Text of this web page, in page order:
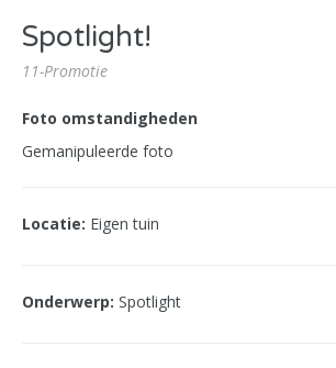
Spotlight!
11-Promotie
Foto omstandigheden
Gemanipuleerde foto
Locatie: Eigen tuin
Onderwerp: Spotlight